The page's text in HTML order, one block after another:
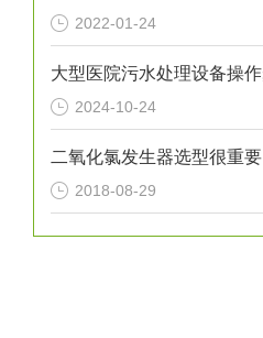
2022-01-24
2024-10-24
二氧化氯发生器选型很重要
2018-08-29